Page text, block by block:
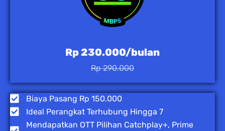
Rp 230.000/bulan
Rp 290.000
Biaya Pasang Rp 150.000
Ideal Perangkat Terhubung Hingga 7
Mendapatkan OTT Pilihan Catchplay+, Prime